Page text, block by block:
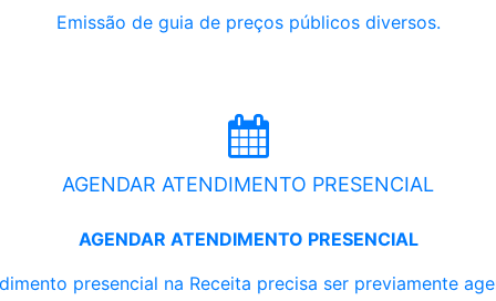
Emissão de guia de preços públicos diversos.
AGENDAR ATENDIMENTO PRESENCIAL
AGENDAR ATENDIMENTO PRESENCIAL
presencial na Receita precisa ser previamente